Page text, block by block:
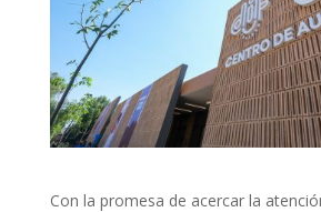
Con la promesa de acercar la